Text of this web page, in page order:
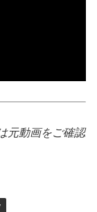
元動画をご確認